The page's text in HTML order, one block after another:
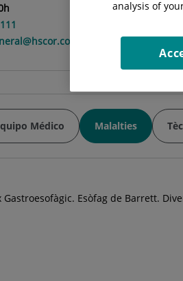
Médico Malalties
Esòfag de Barrett.
analysis of